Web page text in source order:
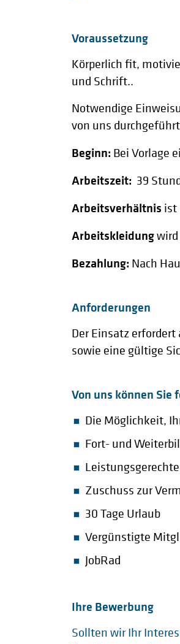
Voraussetzung
Körperlich fit,
und Schrift..
Notwendige
von uns
Beginn: Bei Vorlage
Arbeitszeit: 39
Arbeitsverhältnis ist
Arbeitskleidung
Bezahlung: Nach
Anforderungen
Der Einsatz
sowie eine gültige
Von uns können Sie
Die Möglichkeit,
Fort- und
Zuschuss zur
30 Tage Urlaub
Vergünstigte
JobRad
Ihre Bewerbung
Sollten wir Ihr